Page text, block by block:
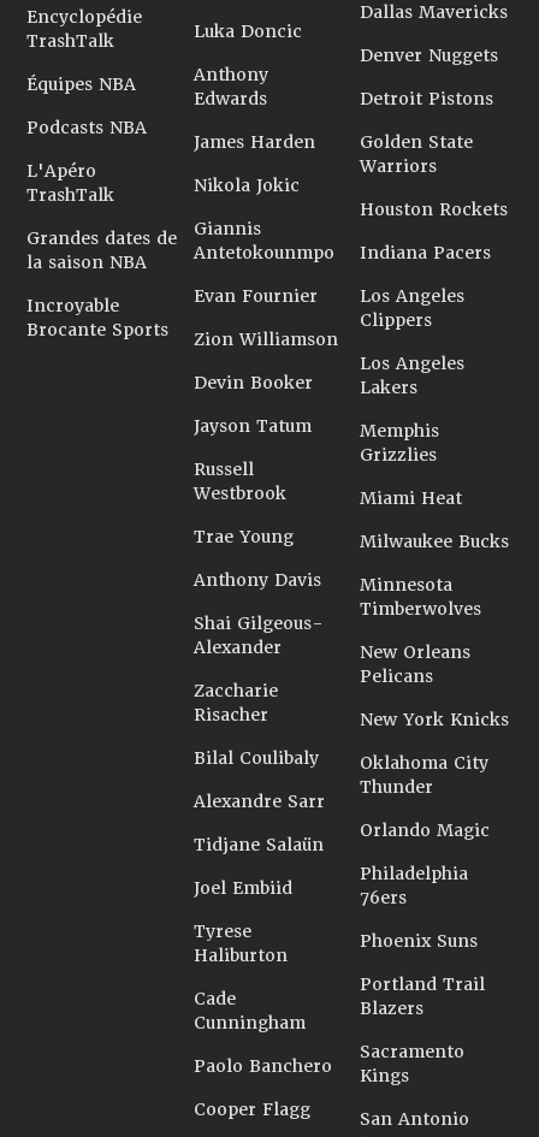
Encyclopédie
TrashTalk
Équipes NBA
Podcasts NBA
L'Apéro
TrashTalk
Grandes dates de
la saison NBA
Incroyable
Brocante Sports
Luka Doncic
Anthony
Edwards
James Harden
Nikola Jokic
Giannis
Antetokounmpo
Evan Fournier
Zion Williamson
Devin Booker
Jayson Tatum
Russell
Westbrook
Trae Young
Anthony Davis
Shai Gilgeous-
Alexander
Zaccharie
Risacher
Bilal Coulibaly
Alexandre Sarr
Tidjane Salaün
Joel Embiid
Tyrese
Haliburton
Cade
Cunningham
Paolo Banchero
Cooper Flagg
Dallas Mavericks
Denver Nuggets
Detroit Pistons
Golden State
Warriors
Houston Rockets
Indiana Pacers
Los Angeles
Clippers
Los Angeles
Lakers
Memphis
Grizzlies
Miami Heat
Milwaukee Bucks
Minnesota
Timberwolves
New Orleans
Pelicans
New York Knicks
Oklahoma City
Thunder
Orlando Magic
Philadelphia
76ers
Phoenix Suns
Portland Trail
Blazers
Sacramento
Kings
San Antonio